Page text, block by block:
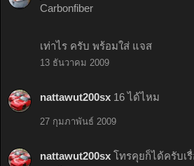
Carbonfiber
เท่าไร ครับ พร้อมใส่ แจส
13 ธันวาคม 2009
nattawut200sx 16 ได้ไหม
27 กุมภาพันธ์ 2009
nattawut200sx โทรคุยก็ได้ครับเรื่